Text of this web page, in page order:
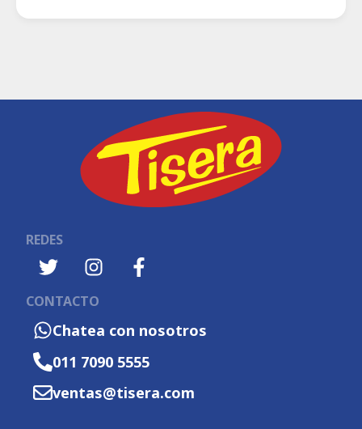
REDES
CONTACTO
Chatea con nosotros
011 7090 5555
ventas@tisera.com